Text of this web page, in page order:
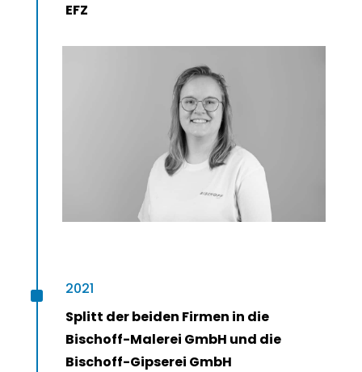
EFZ
^
2021
Splitt der beiden Firmen in die
Bischoff-Malerei GmbH und die
Bischoff-Gipserei GmbH